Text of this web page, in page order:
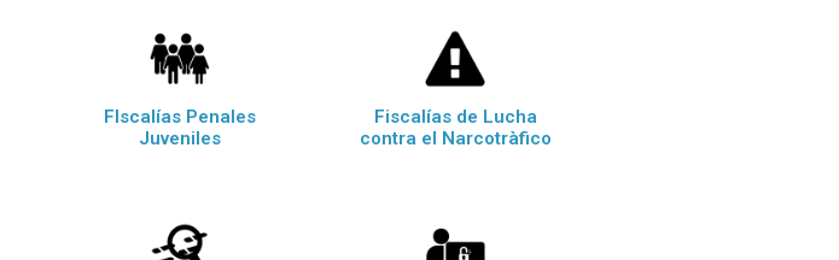
FIscalías Penales
Juveniles
Fiscalías de Lucha
contra el Narcotràfico